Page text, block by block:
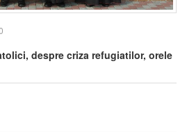
despre criza refugiatilor, orele